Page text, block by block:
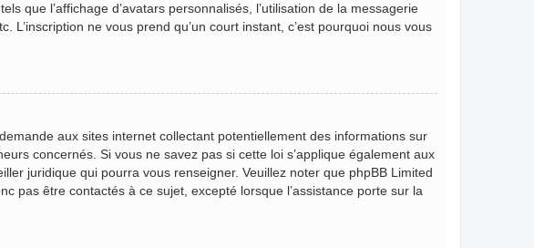
que l’affichage d’avatars personnalisés, l’utilisation de la messagerie
L’inscription ne vous prend qu’un court instant, c’est pourquoi nous vous
aux sites internet collectant potentiellement des informations sur
concernés. Si vous ne savez pas si cette loi s’applique également aux
juridique qui pourra vous renseigner. Veuillez noter que phpBB Limited
pas être contactés à ce sujet, excepté lorsque l’assistance porte sur la